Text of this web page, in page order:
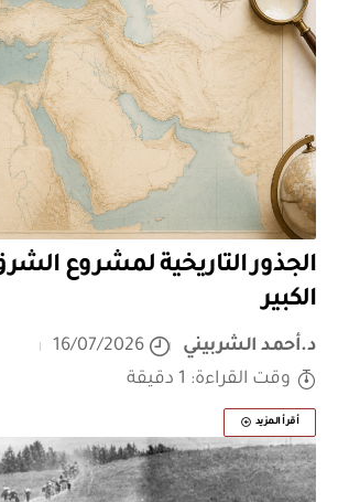
الجذور التاريخية لمشروع
الكبير
د.أحمد الشربيني
16/07/2026
وقت القراءة: 1 دقيقة
أقرأ المزيد